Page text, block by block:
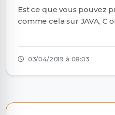
Est ce que vous pouvez
comme cela sur JAVA, C
03/04/2019 à 08:03